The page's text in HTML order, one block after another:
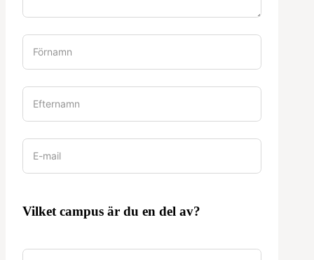
Vilket campus är du en del av?